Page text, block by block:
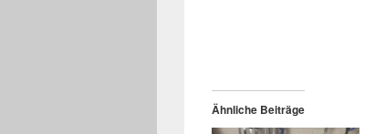
Ähnliche Beiträge